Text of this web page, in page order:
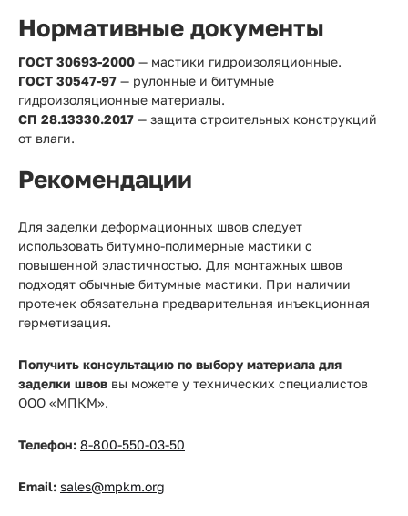
Нормативные документы
ГОСТ 30693-2000 — мастики гидроизоляционные.
ГОСТ 30547-97 — рулонные и битумные
гидроизоляционные материалы.
СП 28.13330.2017 — защита строительных конструкций
от влаги.
Рекомендации
Для заделки деформационных швов следует
использовать битумно-полимерные мастики с
повышенной эластичностью. Для монтажных швов
подходят обычные битумные мастики. При наличии
протечек обязательна предварительная инъекционная
герметизация.
Получить консультацию по выбору материала для
заделки швов вы можете у технических специалистов
ООО «МПКМ».
Телефон: 8-800-550-03-50
Email: sales@mpkm.org